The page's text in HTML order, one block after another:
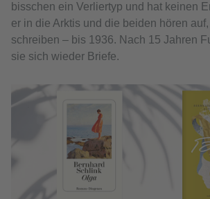
bisschen ein Verliertyp und hat keinen
er in die Arktis und die beiden hören
schreiben – bis 1936. Nach 15 Jahren
sie sich wieder Briefe.